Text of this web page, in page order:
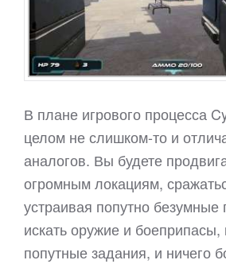
В плане игрового процесса
целом не слишком-то и
аналогов. Вы будете
огромным локациям,
устраивая попутно безумные
искать оружие и
попутные задания, и ничего